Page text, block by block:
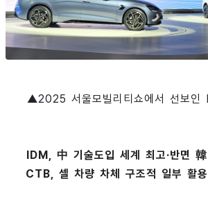
▲2025 서울모빌리티쇼에서 선보인
IDM, 中 기술도입 세계 최고·반면
CTB, 셀 차량 차체 구조적 일부 활